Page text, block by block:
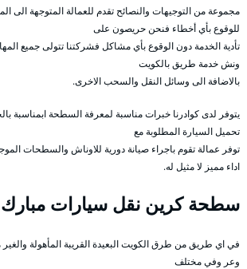
مجموعة من التوجيهات والنصائح تقدم للعمالة المتوجهة الى
للوقوع بأي أخطاء فنحن حريصون على
تأدية الخدمة دون الوقوع بأي مشاكل فشركتنا تتولى جميع
ونش خدمة طريق بالكويت
بالاضافة الى وسائل النقل والسحب الاخرى.
يتوفر لدى كوادرنا خبرات مناسبة لمعرفة السطحة ابمناسبة
تحميل السيارة المطلوبة مع
توفر عمالة تقوم باجراء صيانة دورية للاوناش والسطحات
اداء مميز لا مثيل له.
سطحة كرين نقل سيارات مبارك
في اي طريق من طرق الكويت البعيدة القريبة المأهولة
وعر وفي مختلف